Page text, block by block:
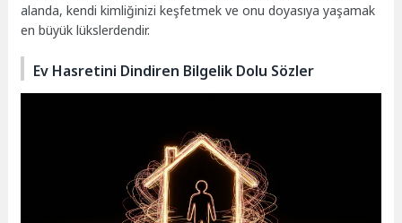
alanda, kendi kimliğinizi keşfetmek ve onu doyasıya yaşamak
en büyük lükslerdendir.
Ev Hasretini Dindiren Bilgelik Dolu Sözler